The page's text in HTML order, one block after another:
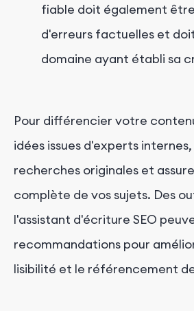
fiable doit également
d'erreurs factuelles et
domaine ayant établi sa
Pour différencier votre
idées issues d'experts
recherches originales et
complète de vos sujets. Des
l'assistant d'écriture SEO
recommandations pour
lisibilité et le référencement